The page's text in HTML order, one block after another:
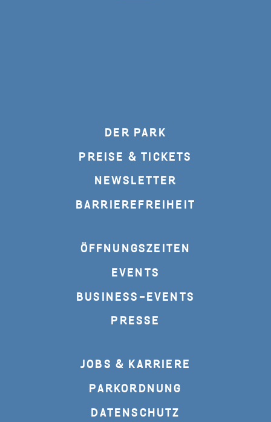
DER PARK
PREISE & TICKETS
NEWSLETTER
BARRIEREFREIHEIT
ÖFFNUNGSZEITEN
EVENTS
BUSINESS-EVENTS
PRESSE
JOBS & KARRIERE
PARKORDNUNG
DATENSCHUTZ